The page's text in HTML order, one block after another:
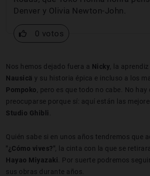
Denver y Olivia Newton-John.
0 votos
Nos hemos dejado fuera a Nicky , la
Nausicä y su historia épica e incluso a los
Pompoko , pero es que todo no cabe. No hay
preocuparse porque sí: aquí están
las
Studio Ghibli
Quién sabe si en unos años tendremos que
"¿Cómo vives?" , la cinta con la que se
Hayao Miyazaki . Por suerte podremos
sus obras durante años.